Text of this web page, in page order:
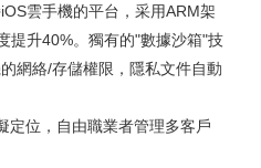
雲手機的平台，采用ARM架
提升40%。獨有的"數據沙箱"技
網絡/存儲權限，隱私文件自動
位，自由職業者管理多客戶